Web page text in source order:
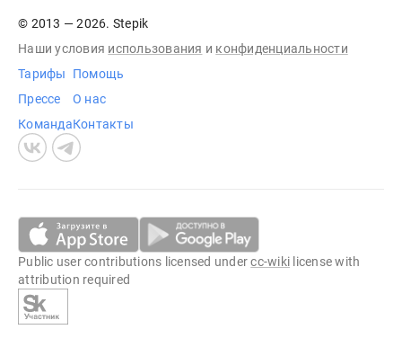
© 2013 — 2026. Stepik
Наши условия использования и конфиденциальности
Тарифы
Прессе
Команда
Помощь
О нас
Контакты
Public user contributions licensed undercc-wiki license with
attribution required